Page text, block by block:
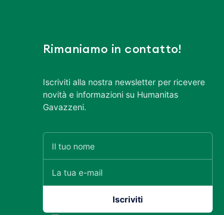
Rimaniamo in contatto!
Iscriviti alla nostra newsletter per ricevere
novità e informazioni su Humanitas
Gavazzeni.